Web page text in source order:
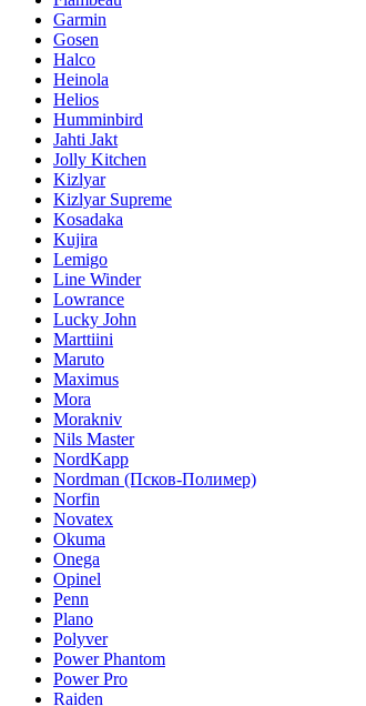
Garmin
Gosen
Halco
Heinola
Helios
Humminbird
Jahti Jakt
Jolly Kitchen
Kizlyar
Kizlyar Supreme
Kosadaka
Kujira
Lemigo
Line Winder
Lowrance
Lucky John
Marttiini
Maruto
Maximus
Mora
Morakniv
Nils Master
NordKapp
Nordman (Псков-Полимер)
Norfin
Novatex
Okuma
Onega
Opinel
Penn
Plano
Polyver
Power Phantom
Power Pro
Raiden